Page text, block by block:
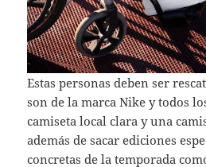
Estas personas deben ser
son de la marca Nike y todos
camiseta local clara y una
además de sacar ediciones
concretas de la temporada